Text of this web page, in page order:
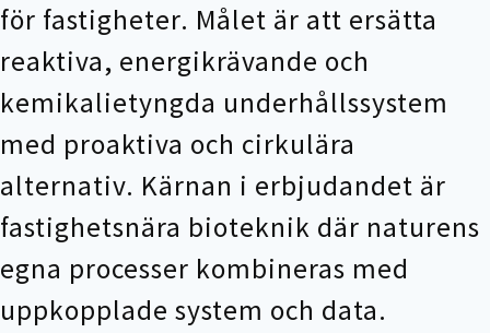
för fastigheter. Målet är att ersätta
reaktiva, energikrävande och
kemikalietyngda underhållssystem
med proaktiva och cirkulära
alternativ. Kärnan i erbjudandet är
fastighetsnära bioteknik där naturens
egna processer kombineras med
uppkopplade system och data.